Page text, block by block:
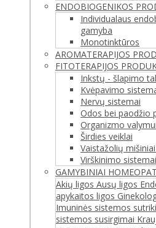
ENDOBIOGENIKOS
Individualaus
gamyba
Monotinktūros
AROMATERAPIJOS
FITOTERAPIJOS
Inkstų - šlapimo
Kvėpavimo
Nervų sistemai
Odos bei paodžio
Organizmo valymui
Širdies veiklai
Vaistažolių
Virškinimo sistemai
GAMYBINIAI
Akių ligos Ausų ligos
apykaitos ligos
Imuninės sistemos
sistemos susirgimai